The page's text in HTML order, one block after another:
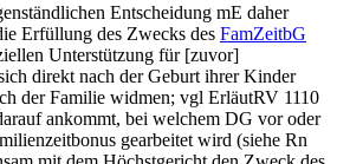
Entscheidung mE daher
Erfüllung des Zwecks des FamZeitbG
Unterstützung für [zuvor]
direkt nach der Geburt ihrer Kinder
der Familie widmen; vgl ErläutRV 1110
ankommt, bei welchem DG vor oder
gearbeitet wird (siehe Rn